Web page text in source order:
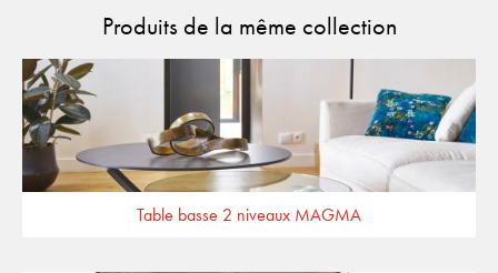
Produits de la même collection
Table basse 2 niveaux MAGMA